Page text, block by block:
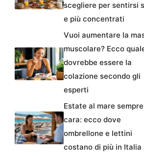
scegliere per sentirsi
e più concentrati
Vuoi aumentare la
muscolare? Ecco
dovrebbe essere la
colazione secondo gli
esperti
Estate al mare
cara: ecco dove
ombrellone e lettini
costano di più in Italia